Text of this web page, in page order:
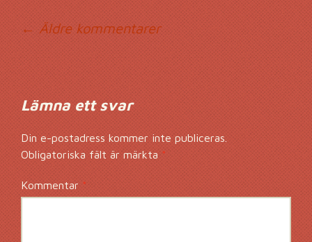
← Äldre kommentarer
Lämna ett svar
Din e-postadress kommer inte publiceras.
Obligatoriska fält är märkta*
Kommentar*